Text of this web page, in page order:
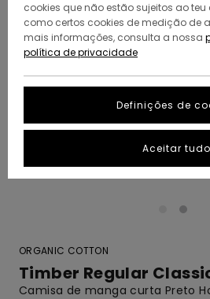
ORGANIC COTTON
Timber Regular
Camisa de manga curta Preto
cookies que não estão sujeitos ao
como certos cookies de medição de
mais informações, consulta a nossa
política de privacidade
Definições de
Aceitar tudo